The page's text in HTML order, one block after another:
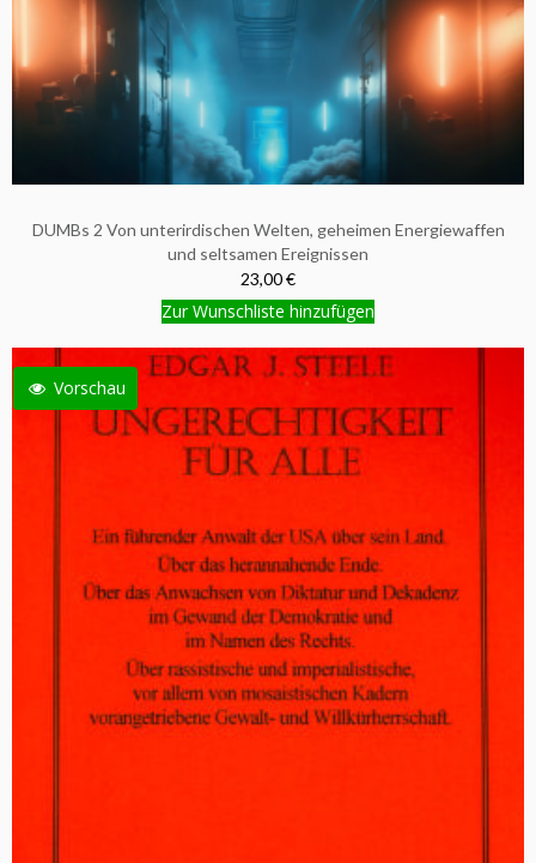
DUMBs 2 Von unterirdischen Welten, geheimen Energiewaffen
und seltsamen Ereignissen
23,00 €
Zur Wunschliste hinzufügen
Vorschau